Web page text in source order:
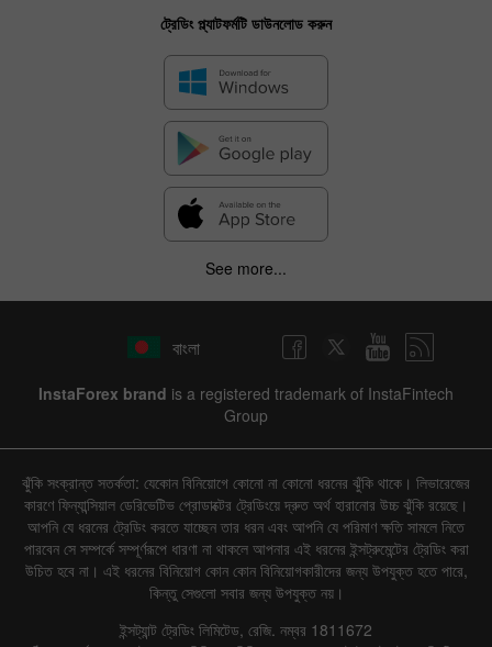
ট্রেডিং প্ল্যাটফর্মটি ডাউনলোড করুন
See more...
বাংলা
InstaForex brand is a registered trademark of InstaFintech
Group
ঝুঁকি সংক্রান্ত সতর্কতা: যেকোন বিনিয়োগে কোনো না কোনো ধরনের ঝুঁকি থাকে। লিভারেজের
কারণে ফিন্যান্সিয়াল ডেরিভেটিভ প্রোডাক্টের ট্রেডিংয়ে দ্রুত অর্থ হারানোর উচ্চ ঝুঁকি রয়েছে।
আপনি যে ধরনের ট্রেডিং করতে যাচ্ছেন তার ধরন এবং আপনি যে পরিমাণ ক্ষতি সামলে নিতে
পারবেন সে সম্পর্কে সম্পূর্ণরূপে ধারণা না থাকলে আপনার এই ধরনের ইন্সট্রুমেন্টের ট্রেডিং করা
উচিত হবে না। এই ধরনের বিনিয়োগ কোন কোন বিনিয়োগকারীদের জন্য উপযুক্ত হতে পারে,
কিন্তু সেগুলো সবার জন্য উপযুক্ত নয়।
ইন্সট্যান্ট ট্রেডিং লিমিটেড, রেজি. নম্বর 1811672